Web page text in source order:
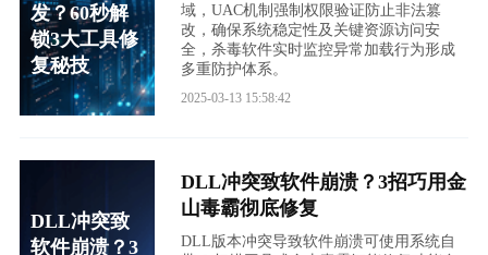
发？60秒解
锁3大工具修
复秘技
域，UAC机制强制权限验证防止非法篡
改，确保系统稳定性及关键资源访问安
全，杀毒软件实时监控异常加载行为形成
多重防护体系。
2025-03-13 15:58:42
DLL冲突致
软件崩溃？3
DLL冲突致软件崩溃？3招巧用金
山毒霸彻底修复
DLL版本冲突导致软件崩溃可使用系统自